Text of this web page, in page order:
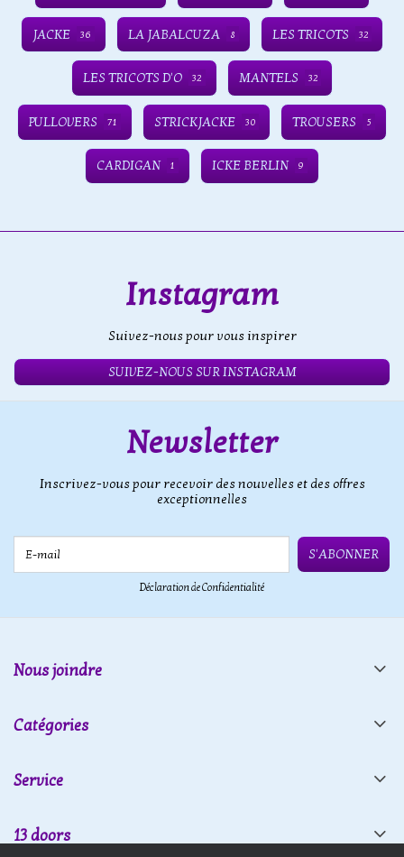
JACKE 36 LA JABALCUZA 8 LES TRICOTS 32
LES TRICOTS D'O 32 MANTELS 32
PULLOVERS 71 STRICKJACKE 30 TROUSERS 5
CARDIGAN 1 ICKE BERLIN 9
Instagram
Suivez-nous pour vous inspirer
SUIVEZ-NOUS SUR INSTAGRAM
Newsletter
Inscrivez-vous pour recevoir des nouvelles et des offres
exceptionnelles
S'ABONNER
Déclaration de Confidentialité
Nous joindre
Catégories
Service
13 doors